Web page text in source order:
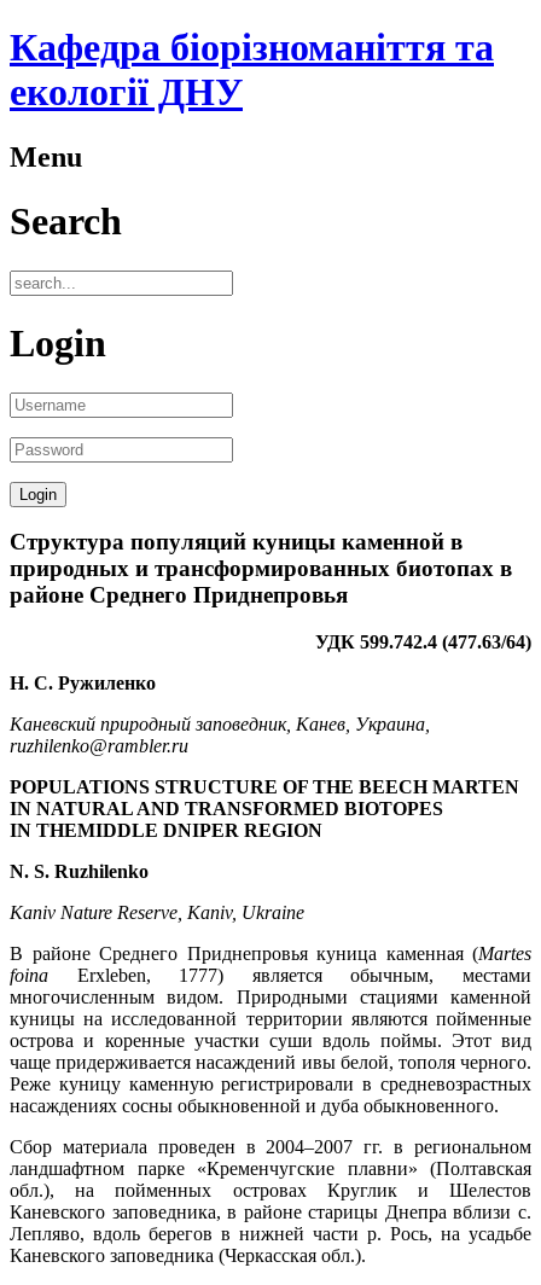
Кафедра біорізноманіття та
екології ДНУ
Menu
Search
Login
Структура популяций куницы каменной в
природных и трансформированных биотопах в
районе Среднего Приднепровья
УДК 599.742.4 (477.63/64)
Н. С. Ружиленко
Каневский природный заповедник, Канев, Украина,
ruzhilenko@rambler.ru
POPULATIONS STRUCTURE OF THE BEECH MARTEN
IN NATURAL AND TRANSFORMED BIOTOPES
IN THEMIDDLE DNIPER REGION
N. S. Ruzhilenko
Kaniv Nature Reserve, Kaniv, Ukraine
В районе Среднего Приднепровья куница каменная (Martes
foina Erxleben, 1777) является обычным, местами
многочисленным видом. Природными стациями каменной
куницы на исследованной территории являются пойменные
острова и коренные участки суши вдоль поймы. Этот вид
чаще придерживается насаждений ивы белой, тополя черного.
Реже куницу каменную регистрировали в средневозрастных
насаждениях сосны обыкновенной и дуба обыкновенного.
Сбор материала проведен в 2004–2007 гг. в региональном
ландшафтном парке «Кременчугские плавни» (Полтавская
обл.), на пойменных островах Круглик и Шелестов
Каневского заповедника, в районе старицы Днепра вблизи с.
Лепляво, вдоль берегов в нижней части р. Рось, на усадьбе
Каневского заповедника (Черкасская обл.).